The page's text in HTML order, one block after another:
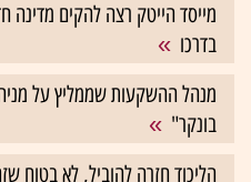
מייסד הייטק רצה להקים
בדרכו
מנהל ההשקעות שממליץ על
בונקר"
הליכוד חזרה להוביל, לא בטוח